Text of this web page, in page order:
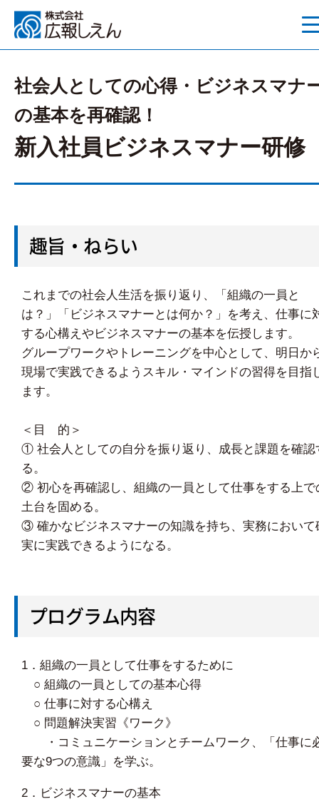
社会人としての心得・ビジネスマナ
の基本を再確認！
新入社員ビジネスマナー研修
趣旨・ねらい
これまでの社会人生活を振り返り、「組織の一員と
は？」「ビジネスマナーとは何か？」を考え、仕事に
する心構えやビジネスマナーの基本を伝授します。
グループワークやトレーニングを中心として、明日か
現場で実践できるようスキル・マインドの習得を目指
ます。
＜目 的＞
① 社会人としての自分を振り返り、成長と課題を確認
る。
② 初心を再確認し、組織の一員として仕事をする上で
土台を固める。
③ 確かなビジネスマナーの知識を持ち、実務において
実に実践できるようになる。
プログラム内容
1．組織の一員として仕事をするために
○ 組織の一員としての基本心得
○ 仕事に対する心構え
○ 問題解決実習《ワーク》
・コミュニケーションとチームワーク、「仕事に
要な9つの意識」を学ぶ。
2．ビジネスマナーの基本